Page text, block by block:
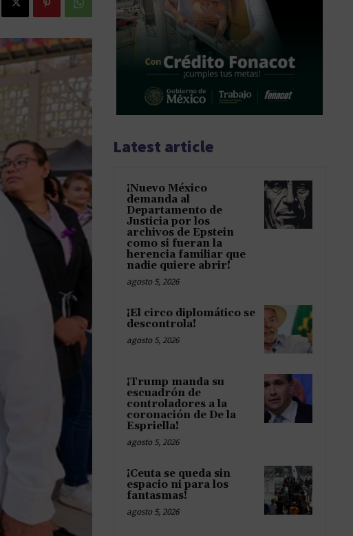
Latest article
¡Nuevo México
demanda al
Departamento de
Justicia por los
archivos de Epstein
como si fueran la
herencia familiar que
nadie quiere abrir!
agosto 5, 2026
¡El circo diplomático se
descontrola!
agosto 5, 2026
¡Trump manda su
escuadrón de
controladores a la
coronación de De la
Espriella!
agosto 5, 2026
¡Ceuta se queda sin
espacio ni para los
fantasmas!
agosto 5, 2026